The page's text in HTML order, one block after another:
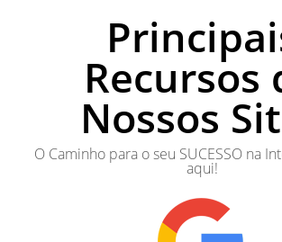
Recursos
Nossos
O Caminho para o seu SUCESSO na
aqui!